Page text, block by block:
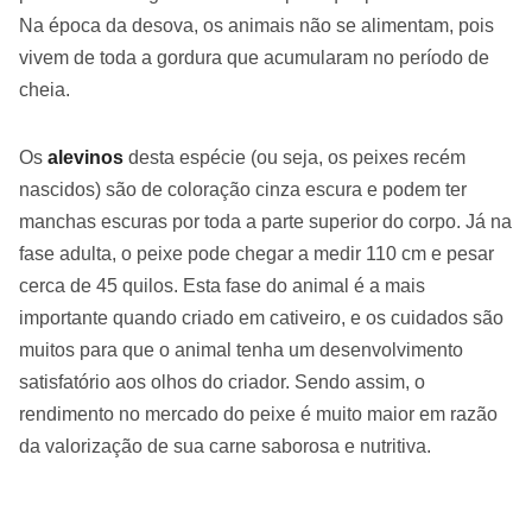
Na época da desova, os animais não se alimentam, pois
vivem de toda a gordura que acumularam no período de
cheia.
Os alevinos desta espécie (ou seja, os peixes recém
nascidos) são de coloração cinza escura e podem ter
manchas escuras por toda a parte superior do corpo. Já na
fase adulta, o peixe pode chegar a medir 110 cm e pesar
cerca de 45 quilos. Esta fase do animal é a mais
importante quando criado em cativeiro, e os cuidados são
muitos para que o animal tenha um desenvolvimento
satisfatório aos olhos do criador. Sendo assim, o
rendimento no mercado do peixe é muito maior em razão
da valorização de sua carne saborosa e nutritiva.